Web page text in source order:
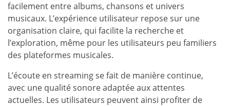
facilement entre albums, chansons et univers
musicaux. L’expérience utilisateur repose sur une
organisation claire, qui facilite la recherche et
l’exploration, même pour les utilisateurs peu familiers
des plateformes musicales.
L’écoute en streaming se fait de manière continue,
avec une qualité sonore adaptée aux attentes
actuelles. Les utilisateurs peuvent ainsi profiter de